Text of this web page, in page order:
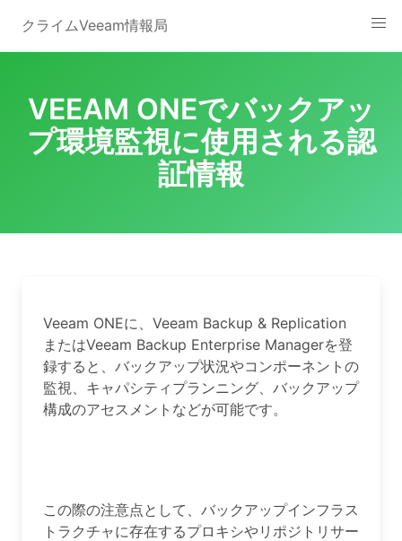
content
クライムVeeam情報局
VEEAM ONEでバックアッ
プ環境監視に使用される認
証情報
Veeam ONEに、Veeam Backup & Replication
またはVeeam Backup Enterprise Managerを登
録すると、バックアップ状況やコンポーネントの
監視、キャパシティプランニング、バックアップ
構成のアセスメントなどが可能です。
この際の注意点として、バックアップインフラス
トラクチャに存在するプロキシやリポジトリサー